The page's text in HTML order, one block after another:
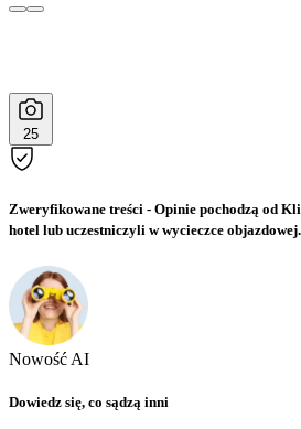
25
Zweryfikowane treści - Opinie pochodzą od
hotel lub uczestniczyli w wycieczce
Nowość AI
Dowiedz się, co sądzą inni